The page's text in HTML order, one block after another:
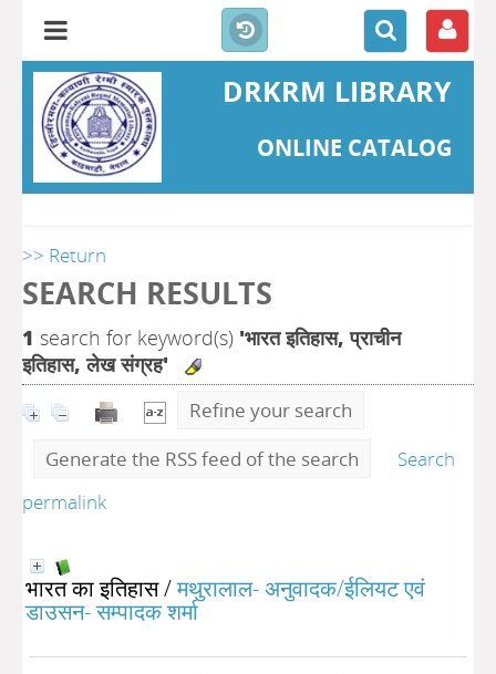
DRKRM LIBRARY
ONLINE CATALOG
>> Return
SEARCH RESULTS
1 search for keyword(s) 'भारत इतिहास, प्राचीन
इतिहास, लेख संग्रह'
Refine your search
Generate the RSS feed of the search
Search
permalink
भारत का इतिहास/मथुरालाल- अनुवादक/ईलियट एवं
डाउसन- सम्पादक शर्मा